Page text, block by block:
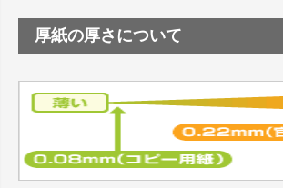
厚紙の厚さについて